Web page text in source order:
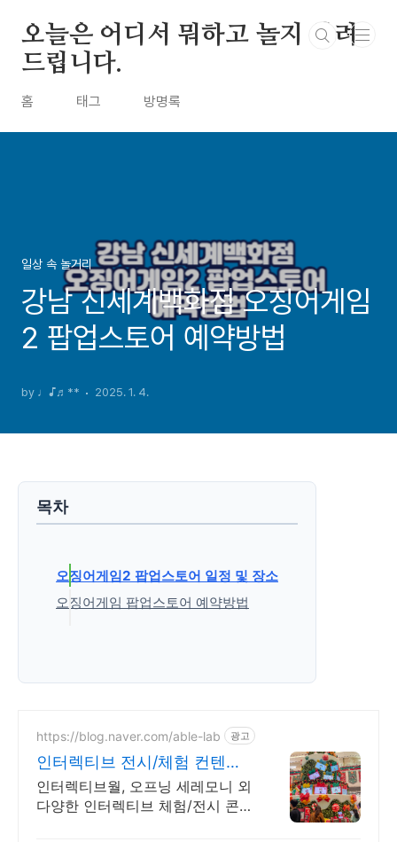
오늘은 어디서 뭐하고 놀지 알려
드립니다.
홈 태그 방명록
일상 속 놀거리
강남 신세계백화점 오징어게임
2 팝업스토어 예약방법
by ♩♪♬** 2025. 1. 4.
목차
오징어게임2 팝업스토어 일정 및 장소
오징어게임 팝업스토어 예약방법
https://blog.naver.com/able-lab 광고
인터렉티브 전시/체험 컨텐츠
이제는 참여형 콘텐츠의 시대
인터렉티브월, 오프닝 세레모니 외
다양한 인터렉티브 체험/전시 콘텐